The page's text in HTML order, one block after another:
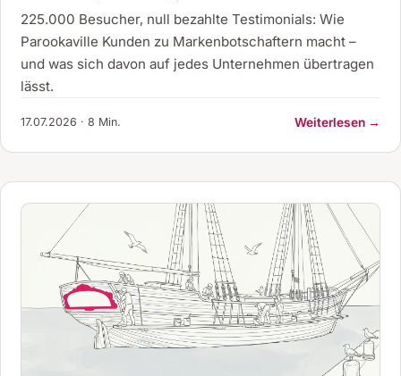
225.000 Besucher, null bezahlte Testimonials: Wie
Parookaville Kunden zu Markenbotschaftern macht –
und was sich davon auf jedes Unternehmen übertragen
lässt.
17.07.2026 · 8 Min. Weiterlesen →